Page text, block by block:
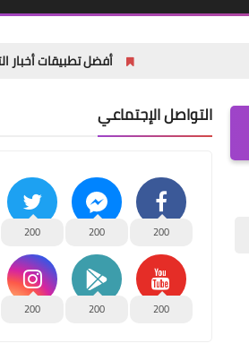
أفضل تطبيقات أخبار التقنية للأندرويد
التواصل الإجتماعي
200
200
200
200
200
200